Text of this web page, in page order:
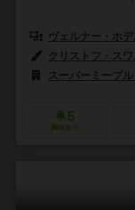
ヴェルナー・ホ
クリストフ・ス
スーパーミープ
5
興味あり